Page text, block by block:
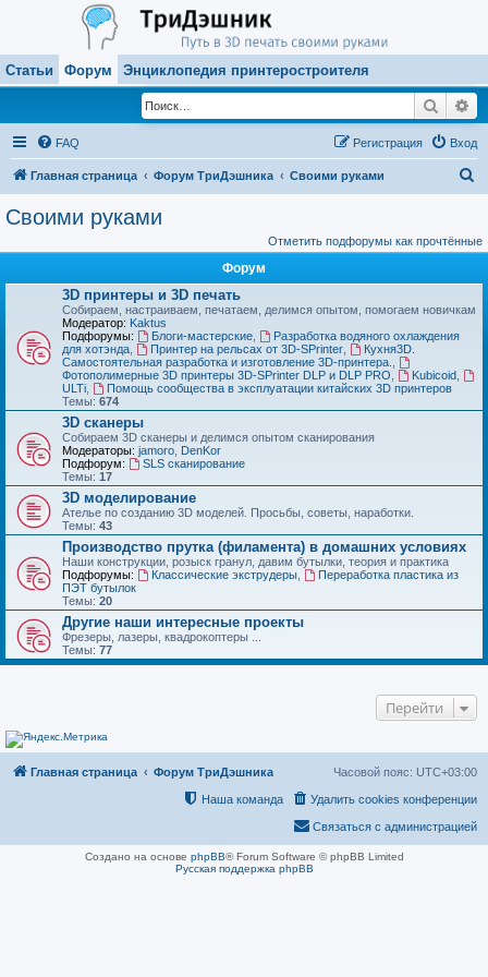
Статьи Форум Энциклопедия принтеростроителя
Поиск
FAQ Вход
Регистрация
Главная страница Форум ТриДэшника Своими руками
с
Своими руками
Отметить подфорумы как прочтённые
Форум
3D принтеры и 3D печать
Собираем, настраиваем, печатаем, делимся опытом, помогаем новичкам
Модератор: Kaktus
Подфорумы:
Блоги-мастерские,
Разработка водяного охлаждения
для хотэнда
Принтер на рельсах от 3D-SPrinter,
Кухня3D.
Самостоятельная разработка и изготовление 3D-принтера.
Фотополимерные 3D принтеры 3D-SPrinter DLP и DLP PRO
Kubicoid,
ULTi
Помощь сообщества в эксплуатации китайских 3D принтеров
Темы: 674
3D сканеры
Собираем 3D сканеры и делимся опытом сканирования
Модераторы: jamoro DenKor
Подфорум:
SLS сканирование
Темы: 17
3D моделирование
Ателье по созданию 3D моделей. Просьбы, советы, наработки.
Темы: 43
Производство прутка (филамента) в домашних условиях
Наши конструкции, розыск гранул, давим бутылки, теория и практика
Подфорумы:
Классические экструдеры,
Переработка пластика из
ПЭТ бутылок
Темы: 20
Другие наши интересные проекты
Фрезеры, лазеры, квадрокоптеры ...
Темы: 77
Перейти
Главная страница Форум ТриДэшника Часовой пояс: UTC+03:00
Удалить cookies конференции
Наша команда
Связаться с администрацией
Создано на основе phpBB® Forum Software © phpBB Limited
Русская поддержка phpBB